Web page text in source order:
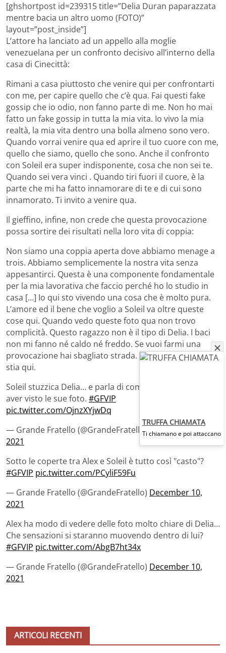
[ghshortpost id=239315 title=”Delia Duran paparazzata
mentre bacia un altro uomo (FOTO)”
layout=”post_inside”]
L’attore ha lanciato ad un appello alla moglie
venezuelana per un confronto decisivo all’interno della
casa di Cinecittà:
Rimani a casa piuttosto che venire qui per confrontarti
con me, per capire quello che c’è qua. Fai questi fake
gossip che io odio, non fanno parte di me. Non ho mai
fatto un fake gossip in tutta la mia vita. Io vivo la mia
realtà, la mia vita dentro una bolla almeno sono vero.
Quando vorrai venire qua ed aprire il tuo cuore con me,
quello che siamo, quello che sono. Anche il confronto
con Soleil era super indisponente, cosa che non sei te.
Quando sei vera vinci . Quando tiri fuori il cuore, è la
parte che mi ha fatto innamorare di te e di cui sono
innamorato. Ti invito a venire qua.
Il gieffino, infine, non crede che questa provocazione
possa sortire dei risultati nella loro vita di coppia:
Non siamo una coppia aperta dove abbiamo menage a
trois. Abbiamo semplicemente la nostra vita senza
appesantirci. Questa è una componente fondamentale
per la mia lavorativa che faccio perché ho lo studio in
casa […] Io qui sto vivendo una cosa che è molto pura.
L’amore ed il bene che voglio a Soleil va oltre queste
cose qui. Quando vedo queste foto qua non trovo
complicità. Questo ragazzo non è il tipo di Delia. I baci
non mi fanno né caldo né freddo. Se vuoi farmi una
provocazione hai sbagliato strada. Ho bisogno che tu
stia qui.
Soleil stuzzica Delia… e parla di complicità "vera" dopo
aver visto le sue foto. #GFVIP
pic.twitter.com/OjnzXYjwDq
— Grande Fratello (@GrandeFratello) December 10,
2021
Sotto le coperte tra Alex e Soleil è tutto così "casto"?
#GFVIP pic.twitter.com/PCyliF59Fu
— Grande Fratello (@GrandeFratello) December 10,
2021
Alex ha modo di vedere delle foto molto chiare di Delia…
Che sensazioni si staranno muovendo dentro di lui?
#GFVIP pic.twitter.com/AbgB7ht34x
— Grande Fratello (@GrandeFratello) December 10,
2021
ARTICOLI RECENTI
TRUFFA CHIAMATA
Ti chiamano e poi attaccano